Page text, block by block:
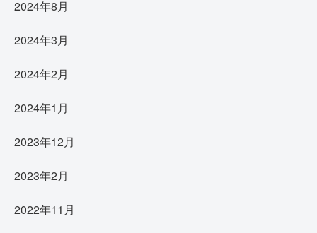
2024年8月
2024年3月
2024年2月
2024年1月
2023年12月
2023年2月
2022年11月